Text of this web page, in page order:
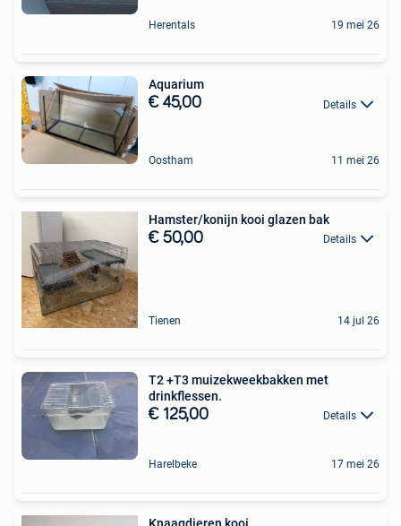
Herentals 19 mei 26
Aquarium
€ 45,00 Details
Oostham 11 mei 26
Hamster/konijn kooi glazen bak
€ 50,00 Details
Tienen 14 jul 26
T2 +T3 muizekweekbakken met
drinkflessen.
€ 125,00 Details
Harelbeke 17 mei 26